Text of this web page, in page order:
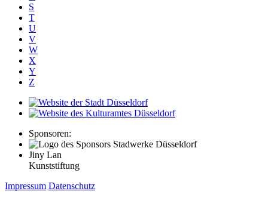
S
T
U
V
W
X
Y
Z
Sponsoren:
Jiny Lan
Kunststiftung
Impressum Datenschutz